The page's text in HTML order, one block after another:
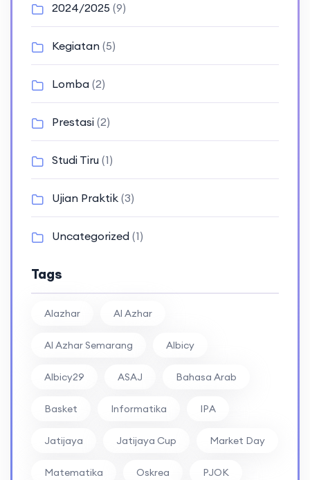
2024/2025 (9)
Kegiatan (5)
Lomba (2)
Prestasi (2)
Studi Tiru (1)
Ujian Praktik (3)
Uncategorized (1)
Tags
Alazhar Al Azhar
Al Azhar Semarang Albicy
Albicy29 ASAJ Bahasa Arab
Basket Informatika IPA
Jatijaya Jatijaya Cup Market Day
Matematika Oskrea PJOK